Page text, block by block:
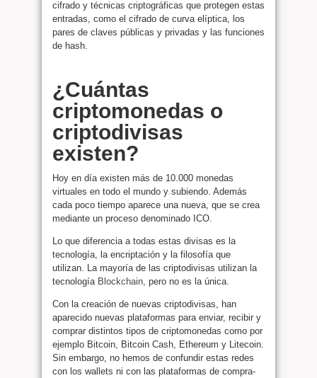
cifrado y técnicas criptográficas que protegen estas
entradas, como el cifrado de curva elíptica, los
pares de claves públicas y privadas y las funciones
de hash.
¿Cuántas
criptomonedas o
criptodivisas
existen?
Hoy en día existen más de 10.000 monedas
virtuales en todo el mundo y subiendo. Además
cada poco tiempo aparece una nueva, que se crea
mediante un proceso denominado ICO.
Lo que diferencia a todas estas divisas es la
tecnología, la encriptación y la filosofía que
utilizan. La mayoría de las criptodivisas utilizan la
tecnología Blockchain, pero no es la única.
Con la creación de nuevas criptodivisas, han
aparecido nuevas plataformas para enviar, recibir y
comprar distintos tipos de criptomonedas como por
ejemplo Bitcoin, Bitcoin Cash, Ethereum y Litecoin.
Sin embargo, no hemos de confundir estas redes
con los wallets ni con las plataformas de compra-